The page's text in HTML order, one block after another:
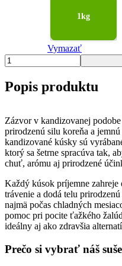
1kg
Vymazať
množstvo
Zázvor
sušený
kandizovaný
chuť
a
teplo
v
jednej
Popis produktu
Zázvor v kandizovanej
prirodzenú silu koreňa a
kandizované kúsky sú
ktorý sa šetrne spracúva tak,
chuť, arómu aj prirodzené
Každý kúsok príjemne
trávenie a dodá telu
najmä počas chladných
pomoc pri pocite ťažkého
ideálny aj ako zdravšia
Prečo si vybrať náš